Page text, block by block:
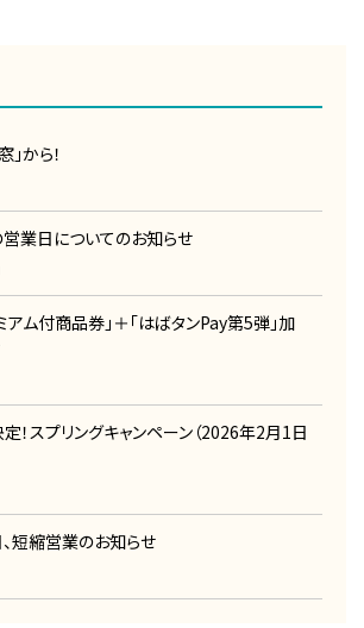
から！
業日についてのお知らせ
アム付商品券」＋「はばタンPay第5弾」加
！スプリングキャンペーン（2026年2月1日
短縮営業のお知らせ